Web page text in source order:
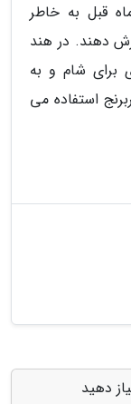
قبل به خاطر
دهند. در هند
برای شام و به
استفاده می
دهید